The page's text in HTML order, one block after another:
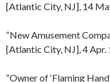
[Atlantic City, NJ], 14
“New Amusement
[Atlantic City, NJ], 4 Apr.
“Owner of ‘Flaming